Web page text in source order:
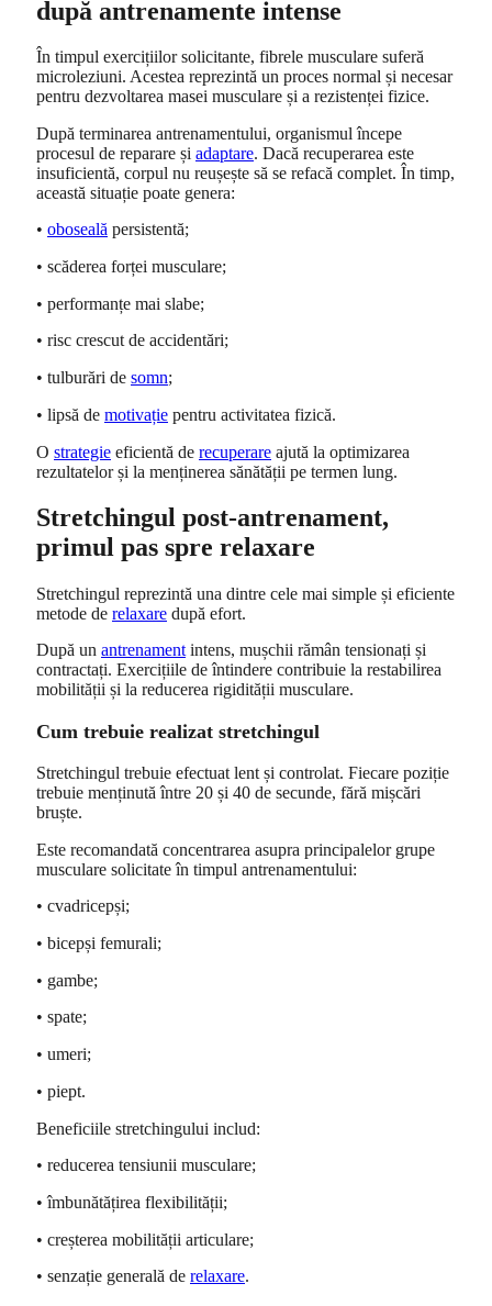
după antrenamente intense
În timpul exercițiilor solicitante, fibrele musculare suferă
microleziuni. Acestea reprezintă un proces normal și necesar
pentru dezvoltarea masei musculare și a rezistenței fizice.
După terminarea antrenamentului, organismul începe
procesul de reparare și adaptare. Dacă recuperarea este
insuficientă, corpul nu reușește să se refacă complet. În timp,
această situație poate genera:
• oboseală persistentă;
• scăderea forței musculare;
• performanțe mai slabe;
• risc crescut de accidentări;
• tulburări de somn;
• lipsă de motivație pentru activitatea fizică.
O strategie eficientă de recuperare ajută la optimizarea
rezultatelor și la menținerea sănătății pe termen lung.
Stretchingul post-antrenament,
primul pas spre relaxare
Stretchingul reprezintă una dintre cele mai simple și eficiente
metode de relaxare după efort.
După un antrenament intens, mușchii rămân tensionați și
contractați. Exercițiile de întindere contribuie la restabilirea
mobilității și la reducerea rigidității musculare.
Cum trebuie realizat stretchingul
Stretchingul trebuie efectuat lent și controlat. Fiecare poziție
trebuie menținută între 20 și 40 de secunde, fără mișcări
bruște.
Este recomandată concentrarea asupra principalelor grupe
musculare solicitate în timpul antrenamentului:
• cvadricepși;
• bicepși femurali;
• gambe;
• spate;
• umeri;
• piept.
Beneficiile stretchingului includ:
• reducerea tensiunii musculare;
• îmbunătățirea flexibilității;
• creșterea mobilității articulare;
• senzație generală de relaxare.